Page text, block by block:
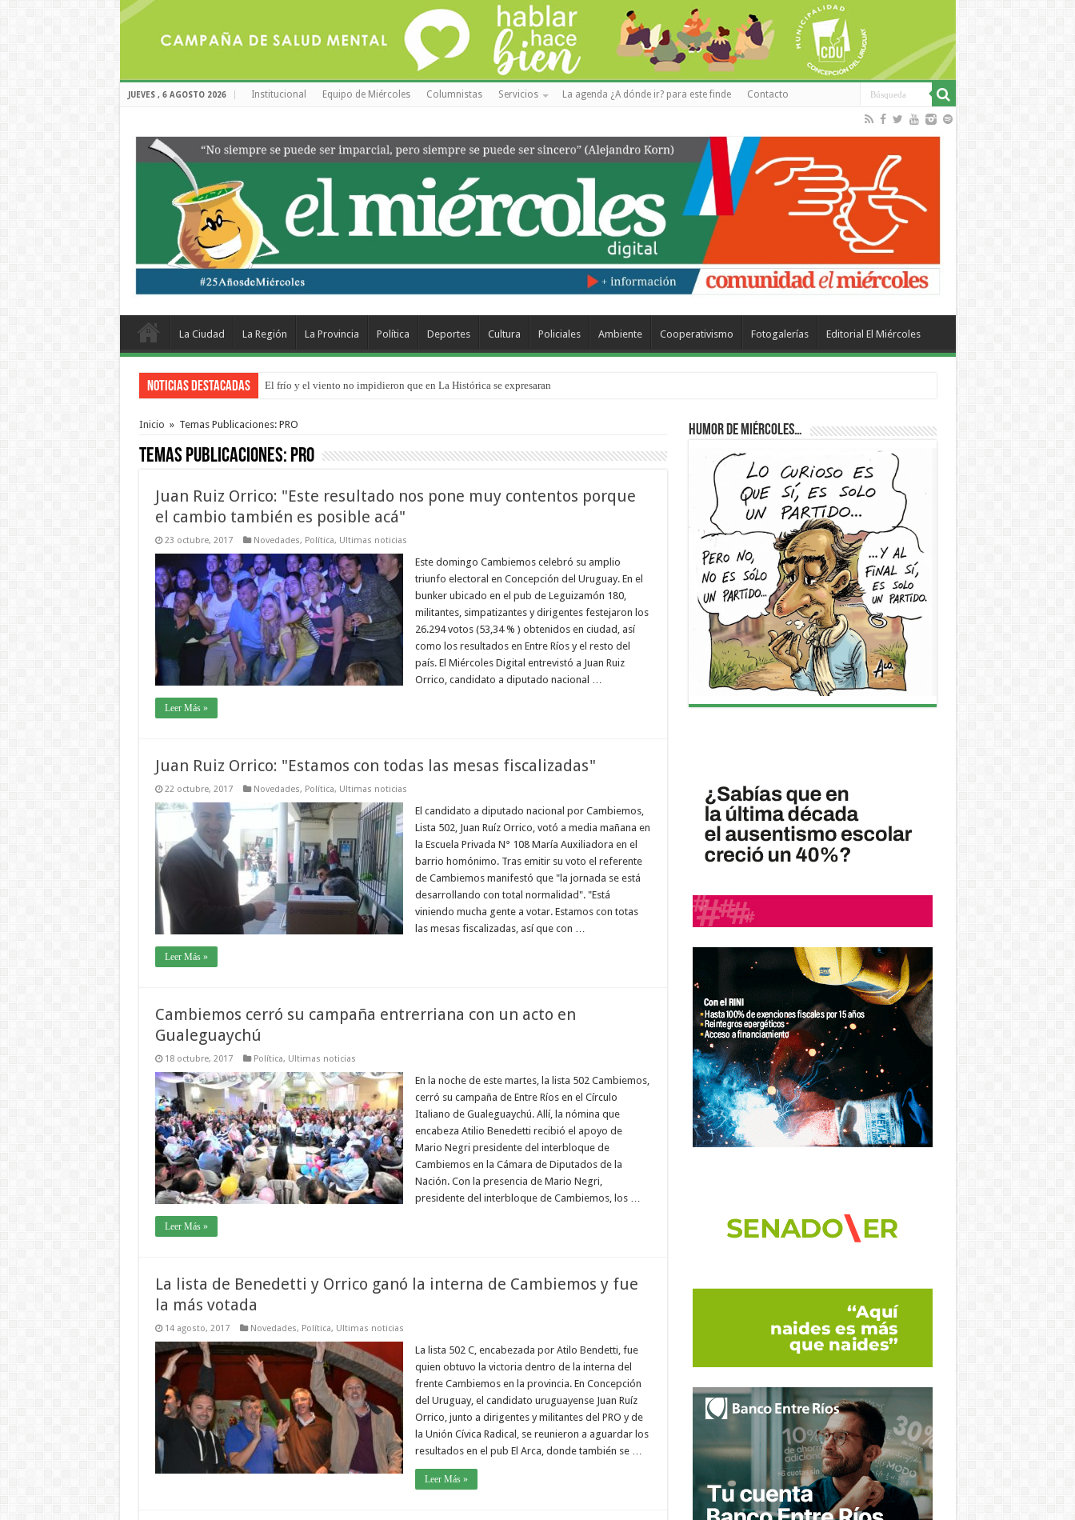
JUEVES , 6 AGOSTO 2026 Institucional Equipo de Miércoles Columnistas Servicios La agenda ¿A dónde ir? para este finde Contacto
La Ciudad La Región La Provincia Política Deportes Cultura Policiales Ambiente Cooperativismo Fotogalerías Editorial El Miércoles
Noticias Destacadas OSER: Frigerio aseguró que mejoraron el servicio, redujeron el déficit en un 30% y anunció un vademécum
Inicio » Temas Publicaciones: PRO
Temas Publicaciones: PRO
Juan Ruiz Orrico: "Este resultado nos pone muy contentos porque
el cambio también es posible acá"
23 octubre, 2017 Novedades, Política, Ultimas noticias
Este domingo Cambiemos celebró su amplio
triunfo electoral en Concepción del Uruguay. En el
bunker ubicado en el pub de Leguizamón 180,
militantes, simpatizantes y dirigentes festejaron los
26.294 votos (53,34 % ) obtenidos en ciudad, así
como los resultados en Entre Ríos y el resto del
país. El Miércoles Digital entrevistó a Juan Ruiz
Orrico, candidato a diputado nacional …
Leer Más »
Juan Ruiz Orrico: "Estamos con todas las mesas fiscalizadas"
22 octubre, 2017 Novedades, Política, Ultimas noticias
El candidato a diputado nacional por Cambiemos,
Lista 502, Juan Ruíz Orrico, votó a media mañana en
la Escuela Privada N° 108 María Auxiliadora en el
barrio homónimo. Tras emitir su voto el referente
de Cambiemos manifestó que "la jornada se está
desarrollando con total normalidad". "Está
viniendo mucha gente a votar. Estamos con totas
las mesas fiscalizadas, así que con …
Leer Más »
Cambiemos cerró su campaña entrerriana con un acto en
Gualeguaychú
18 octubre, 2017 Política, Ultimas noticias
En la noche de este martes, la lista 502 Cambiemos,
cerró su campaña de Entre Ríos en el Círculo
Italiano de Gualeguaychú. Allí, la nómina que
encabeza Atilio Benedetti recibió el apoyo de
Mario Negri presidente del interbloque de
Cambiemos en la Cámara de Diputados de la
Nación. Con la presencia de Mario Negri,
presidente del interbloque de Cambiemos, los …
Leer Más »
La lista de Benedetti y Orrico ganó la interna de Cambiemos y fue
la más votada
14 agosto, 2017 Novedades, Política, Ultimas noticias
La lista 502 C, encabezada por Atilo Bendetti, fue
quien obtuvo la victoria dentro de la interna del
frente Cambiemos en la provincia. En Concepción
del Uruguay, el candidato uruguayense Juan Ruíz
Orrico, junto a dirigentes y militantes del PRO y de
la Unión Cívica Radical, se reunieron a aguardar los
resultados en el pub El Arca, donde también se …
Leer Más »
Humor de Miércoles…